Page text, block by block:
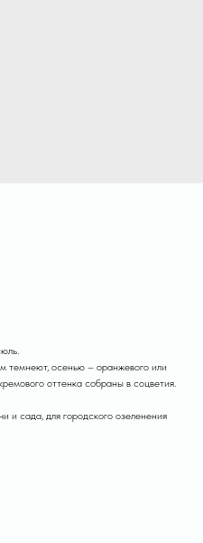
темнеют, осенью – оранжевого или
оттенка собраны в соцветия.
и сада, для городского озеленения